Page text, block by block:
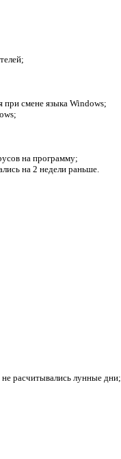
при смене языка Windows;
на программу;
на 2 недели раньше.
не расчитывались лунные дни;